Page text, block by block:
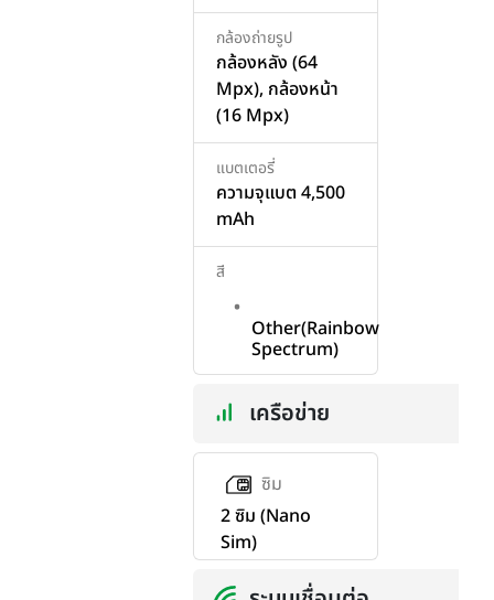
กล้องถ่ายรูป
กล้องหลัง (64
Mpx), กล้องหน้า
(16 Mpx)
แบตเตอรี่
ความจุแบต 4,500
mAh
สี
Other(Rainbow
Spectrum)
เครือข่าย
ซิม
2 ซิม (Nano
Sim)